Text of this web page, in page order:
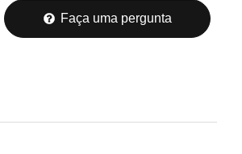
Faça uma pergunta